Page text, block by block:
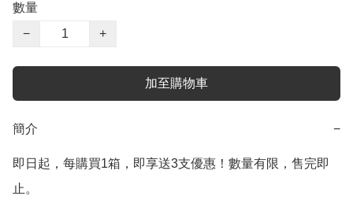
數量
−
+
加至購物車
簡介 −
即日起，每購買1箱，即享送3支優惠！數量有限，售完即
止。